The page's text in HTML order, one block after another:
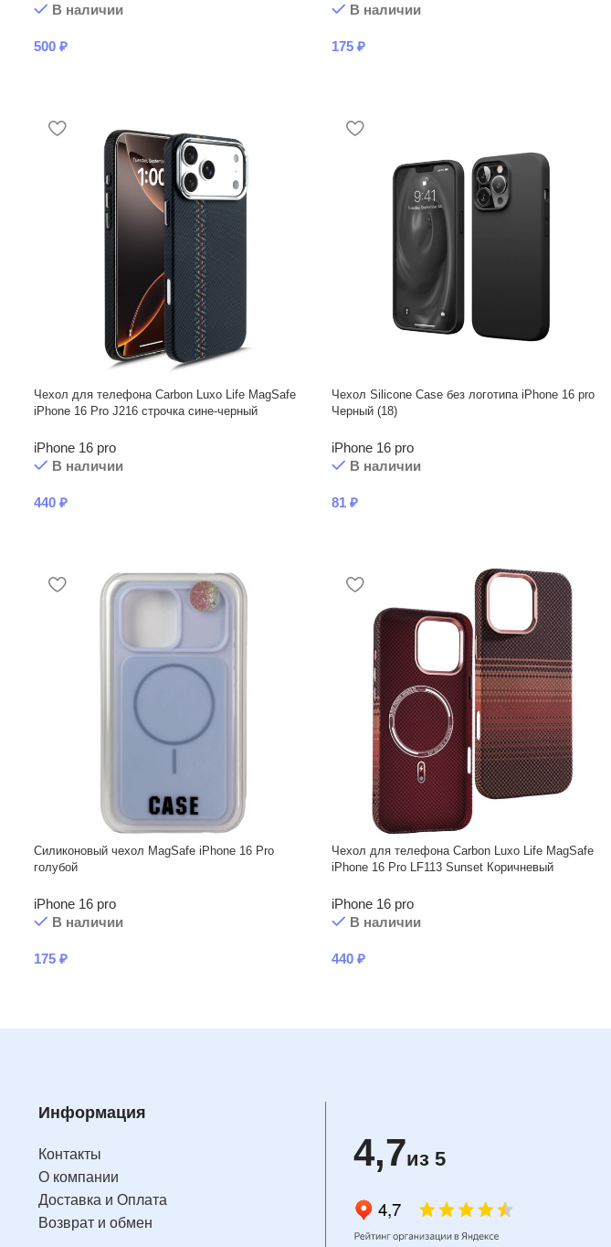
В наличии
500 ₽
В наличии
175 ₽
Чехол для телефона Carbon Luxo Life MagSafe
iPhone 16 Pro J216 строчка сине-черный
iPhone 16 pro
В наличии
440 ₽
Чехол Silicone Case без логотипа iPhone 16 pro
Черный (18)
iPhone 16 pro
В наличии
81 ₽
Силиконовый чехол MagSafe iPhone 16 Pro
голубой
iPhone 16 pro
В наличии
175 ₽
Чехол для телефона Carbon Luxo Life MagSafe
iPhone 16 Pro LF113 Sunset Коричневый
iPhone 16 pro
В наличии
440 ₽
Информация
Контакты
О компании
Доставка и Оплата
Возврат и обмен
4,7из 5